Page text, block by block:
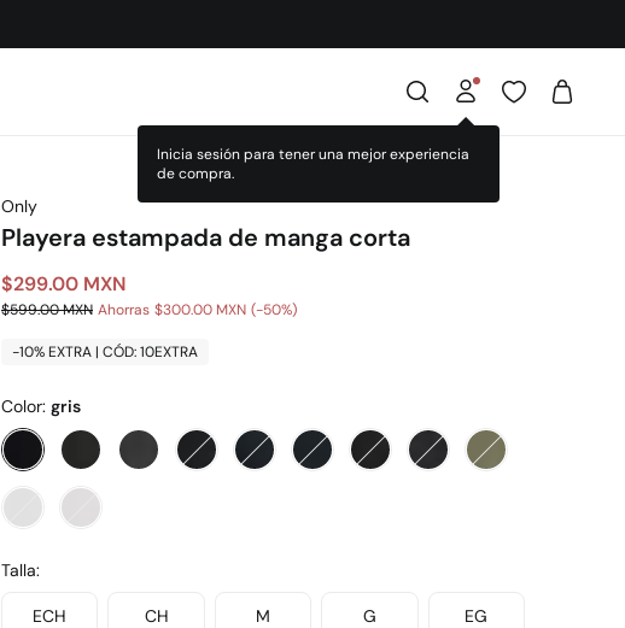
Only
Playera estampada de manga corta
$299.00 MXN
$599.00 MXN Ahorras $300.00 MXN 50
-10% EXTRA | CÓD: 10EXTRA
Color: gris
Talla:
ECH CH M G EG